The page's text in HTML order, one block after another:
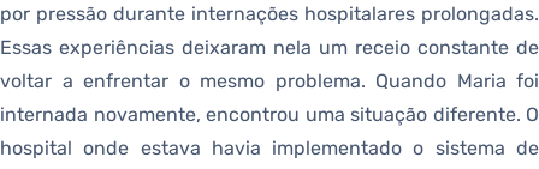
por pressão durante internações hospitalares prolongadas.
Essas experiências deixaram nela um receio constante de
voltar a enfrentar o mesmo problema. Quando Maria foi
internada novamente, encontrou uma situação diferente. O
hospital onde estava havia implementado o sistema de